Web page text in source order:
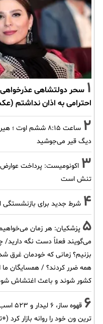
1 سحر دولتشاهی
احترامی به اذان نداشتم
2
ساعت ۸:۱۵ ششم اوت
دیگ قیر می‌جوشید
3 اکونومیست: پرداخت عوارض
تنش است
4 شرط جدید برای بازنشستگی
5 پزشکیان: هر زمان
می‌گویند فعلاً دست نگه دارید/
بزنیم؟ زمانی که خودمان غرق
همه ضرر کردند؟ / همسایگان ما
کشور شوند و باعث اغتشاش
6
قهوه
ترین ون خود را روانه بازار کرد